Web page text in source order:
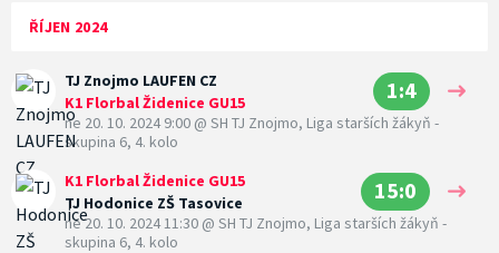
ŘÍJEN 2024
TJ Znojmo LAUFEN CZ
K1 Florbal Židenice GU15
1:4
ne 20. 10. 2024 9:00 @ SH TJ Znojmo, Liga starších žákyň -
skupina 6, 4. kolo
K1 Florbal Židenice GU15
TJ Hodonice ZŠ Tasovice
15:0
ne 20. 10. 2024 11:30 @ SH TJ Znojmo, Liga starších žákyň -
skupina 6, 4. kolo